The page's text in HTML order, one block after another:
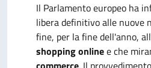
Il Parlamento europeo ha
libera definitivo alle nuove
fine, per la fine dell'anno,
shopping onlinee che